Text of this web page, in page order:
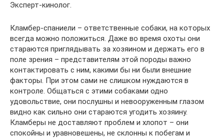
Эксперт-кинолог.
Кламбер-спаниели – ответственные собаки, на которых
всегда можно положиться. Даже во время охоты они
стараются приглядывать за хозяином и держать его в
поле зрения – представителям этой породы важно
контактировать с ним, какими бы ни были внешние
факторы. При этом сами не слишком нуждаются в
контроле. Общаться с этими собаками одно
удовольствие, они послушны и невооруженным глазом
видно как сильно они стараются угодить хозяину.
Кламберы не доставляют проблем и хлопот – они
спокойны и уравновешены, не склонны к побегам и